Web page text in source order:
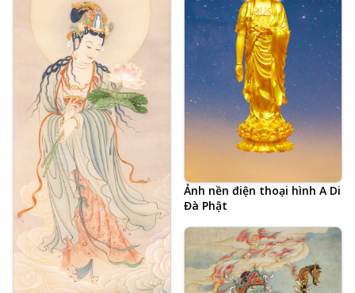
Ảnh nền điện thoại hình A Di
Đà Phật